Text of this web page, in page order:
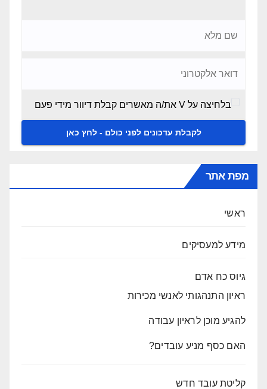
בלחיצה על V את/ה מאשרים קבלת דיוור מידי פעם
מפת אתר
ראשי
מידע למעסיקים
גיוס כח אדם
ראיון התנהגותי לאנשי מכירות
להגיע מוכן לראיון עבודה
האם כסף מניע עובדים?
קליטת עובד חדש